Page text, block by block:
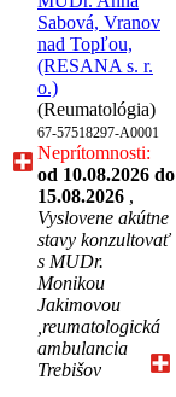
Sabová, Vranov
nad Topľou,
(RESANA s. r.
o.)
(Reumatológia)
67-57518297-A0001
Neprítomnosti:
od 10.08.2026 do
15.08.2026 ,
Vyslovene akútne
stavy konzultovať
s MUDr.
Monikou
Jakimovou
,reumatologická
ambulancia
Trebišov